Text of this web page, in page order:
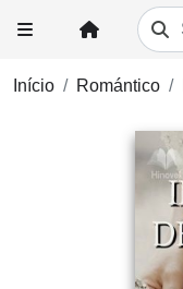
Início Romántico